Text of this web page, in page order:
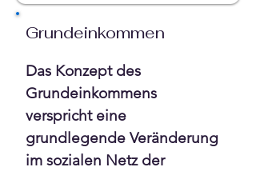
Grundeinkommen
Das Konzept des
Grundeinkommens
verspricht eine
grundlegende Veränderung
im sozialen Netz der